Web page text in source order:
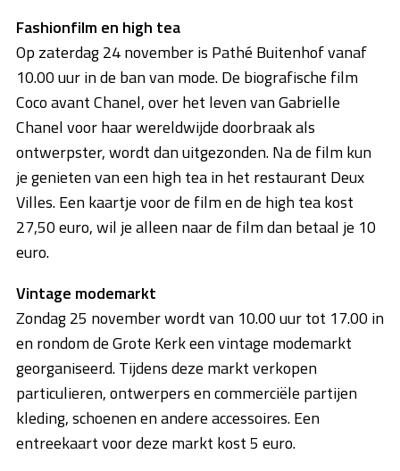
Fashionfilm en high tea
Op zaterdag 24 november is Pathé Buitenhof vanaf
10.00 uur in de ban van mode. De biografische film
Coco avant Chanel, over het leven van Gabrielle
Chanel voor haar wereldwijde doorbraak als
ontwerpster, wordt dan uitgezonden. Na de film kun
je genieten van een high tea in het restaurant Deux
Villes. Een kaartje voor de film en de high tea kost
27,50 euro, wil je alleen naar de film dan betaal je 10
euro.
Vintage modemarkt
Zondag 25 november wordt van 10.00 uur tot 17.00 in
en rondom de Grote Kerk een vintage modemarkt
georganiseerd. Tijdens deze markt verkopen
particulieren, ontwerpers en commerciële partijen
kleding, schoenen en andere accessoires. Een
entreekaart voor deze markt kost 5 euro.